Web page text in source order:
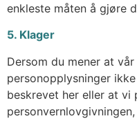
enkleste måten å gjøre
5. Klager
Dersom du mener at
personopplysninger
beskrevet her eller at vi